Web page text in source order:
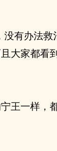
有办法救
大家都看
王一样，